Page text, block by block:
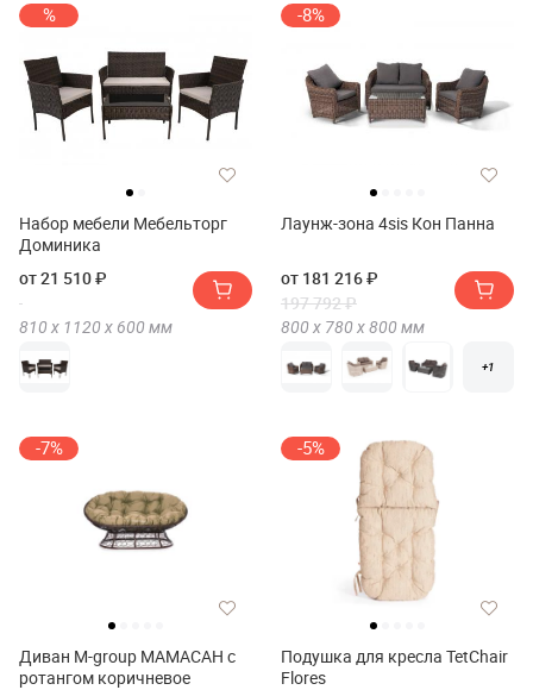
%
Набор мебели Мебельторг
Доминика
от 21 510 ₽
810 х 1120 х 600 мм
-8%
Лаунж-зона 4sis Кон Панна
от 181 216 ₽
197 792 ₽
800 х 780 х800 мм
+1
-7%
Диван M-group МАМАСАН с
ротангом коричневое
-5%
Подушка для кресла TetChair
Flores